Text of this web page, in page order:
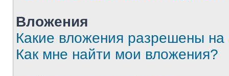
Вложения
Какие вложения разрешены
Как мне найти мои вложения?